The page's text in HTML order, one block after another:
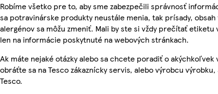
Robíme všetko pre to, aby sme zabezpečili správnosť
sa potravinárske produkty neustále menia, tak prísady, obsah
alergénov sa môžu zmeniť. Mali by ste si vždy prečítať etiketu
len na informácie poskytnuté na webových stránkach.
Ak máte nejaké otázky alebo sa chcete poradiť o akýchkoľvek
obráťte sa na Tesco zákaznícky servis, alebo výrobcu
Tesco.